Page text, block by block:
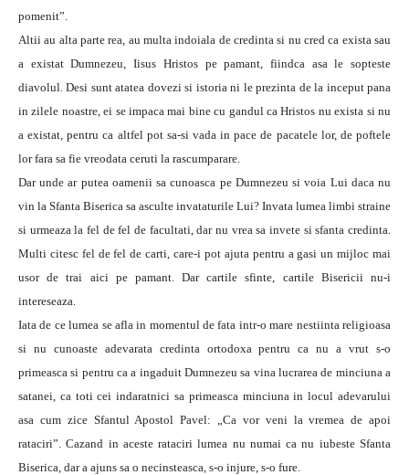
pomenit”.
Altii au alta parte rea, au multa indoiala de credinta si nu cred ca exista sau
a existat Dumnezeu, Iisus Hristos pe pamant, fiindca asa le sopteste
diavolul. Desi sunt atatea dovezi si istoria ni le prezinta de la inceput pana
in zilele noastre, ei se impaca mai bine cu gandul ca Hristos nu exista si nu
a existat, pentru ca altfel pot sa-si vada in pace de pacatele lor, de poftele
lor fara sa fie vreodata ceruti la rascumparare.
Dar unde ar putea oamenii sa cunoasca pe Dumnezeu si voia Lui daca nu
vin la Sfanta Biserica sa asculte invataturile Lui? Invata lumea limbi straine
si urmeaza la fel de fel de facultati, dar nu vrea sa invete si sfanta credinta.
Multi citesc fel de fel de carti, care-i pot ajuta pentru a gasi un mijloc mai
usor de trai aici pe pamant. Dar cartile sfinte, cartile Bisericii nu-i
intereseaza.
Iata de ce lumea se afla in momentul de fata intr-o mare nestiinta religioasa
si nu cunoaste adevarata credinta ortodoxa pentru ca nu a vrut s-o
primeasca si pentru ca a ingaduit Dumnezeu sa vina lucrarea de minciuna a
satanei, ca toti cei indaratnici sa primeasca minciuna in locul adevarului
asa cum zice Sfantul Apostol Pavel: „Ca vor veni la vremea de apoi
rataciri”. Cazand in aceste rataciri lumea nu numai ca nu iubeste Sfanta
Biserica, dar a ajuns sa o necinsteasca, s-o injure, s-o fure.